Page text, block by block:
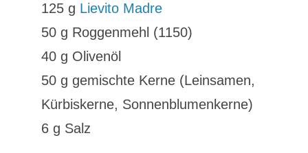
125 g Lievito Madre
50 g Roggenmehl (1150)
40 g Olivenöl
50 g gemischte Kerne (Leinsamen,
Kürbiskerne, Sonnenblumenkerne)
6 g Salz